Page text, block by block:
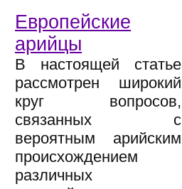
Европейские
арийцы
В настоящей статье
рассмотрен широкий
круг вопросов,
связанных с
вероятным арийским
происхождением
различных